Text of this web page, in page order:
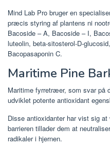
Mind Lab Pro bruger en
præcis styring af plantens ni
Bacoside – A, Bacoside – I,
luteolin, beta-sitosterol-D-
Bacopasaponin C.
Maritime Pine
Maritime fyrretræer, som svar på
udviklet potente antioxidant
Disse antioxidanter har vist sig
barrieren tillader dem at
radikaler i hjernen.